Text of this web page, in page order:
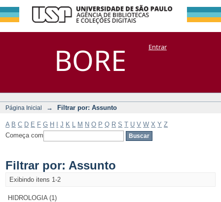
BORE
Filtrar por:
Assunto
DSpace/Manakin + CoriscoEntrar
Página Inicial → Filtrar por: Assunto
A B C D E F G H J K M N O P Q R S T U V W X Y Z
Começa com
Filtrar por: Assunto
Exibindo itens 1-2
HIDROLOGIA (1)